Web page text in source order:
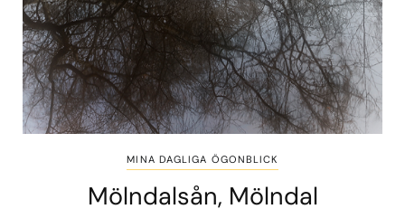
MINA DAGLIGA ÖGONBLICK
Mölndalsån, Mölndal